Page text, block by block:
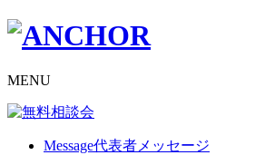
MENU
Message代表者メッセージ